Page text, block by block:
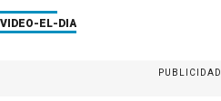
VIDEO-EL-DIA
PUBLICIDAD